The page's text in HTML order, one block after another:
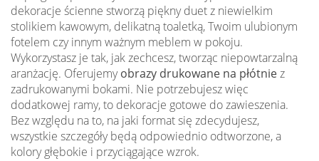
dekoracje ścienne stworzą piękny duet z niewielkim
stolikiem kawowym, delikatną toaletką, Twoim ulubionym
fotelem czy innym ważnym meblem w pokoju.
Wykorzystasz je tak, jak zechcesz, tworząc niepowtarzalną
aranżację. Oferujemyobrazy drukowane na płótniez
zadrukowanymi bokami. Nie potrzebujesz więc
dodatkowej ramy, to dekoracje gotowe do zawieszenia.
Bez względu na to, na jaki format się zdecydujesz,
wszystkie szczegóły będą odpowiednio odtworzone, a
kolory głębokie i przyciągające wzrok.